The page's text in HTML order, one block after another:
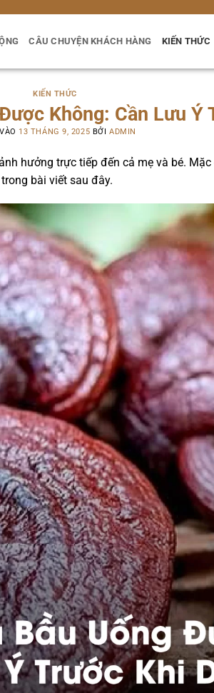
CÂU CHUYỆN KHÁCH HÀNG KIẾN THỨC
KIẾN THỨC
Không: Cần Lưu Ý
13 THÁNG 9, 2025 BỞI ADMIN
hưởng trực tiếp đến cả mẹ và bé.
bài viết sau đây.